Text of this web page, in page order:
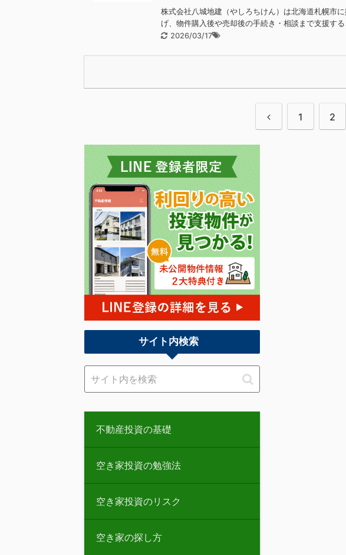
株式会社八城地建（やしろちけん）は北海道札幌市
げ、物件購入後や売却後の手続き・相談まで支援す
2026/03/17
1 2
サイト内検索
不動産投資の基礎
空き家投資の勉強法
空き家投資のリスク
空き家の探し方